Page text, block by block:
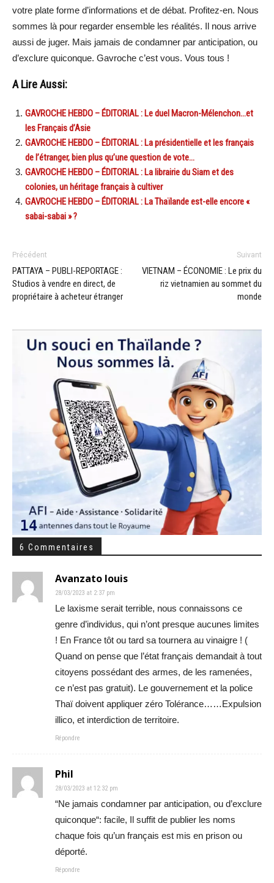
votre plate forme d’informations et de débat. Profitez-en. Nous
sommes là pour regarder ensemble les réalités. Il nous arrive
aussi de juger. Mais jamais de condamner par anticipation, ou
d’exclure quiconque. Gavroche c’est vous. Vous tous !
A Lire Aussi:
GAVROCHE HEBDO – ÉDITORIAL : Le duel Macron-Mélenchon…et
les Français d’Asie
GAVROCHE HEBDO – ÉDITORIAL : La présidentielle et les français
de l’étranger, bien plus qu’une question de vote…
GAVROCHE HEBDO – ÉDITORIAL : La librairie du Siam et des
colonies, un héritage français à cultiver
GAVROCHE HEBDO – ÉDITORIAL : La Thaïlande est-elle encore «
sabai-sabai » ?
Précédent
PATTAYA – PUBLI-REPORTAGE :
Studios à vendre en direct, de
propriétaire à acheteur étranger
Suivant
VIETNAM – ÉCONOMIE : Le prix du
riz vietnamien au sommet du
monde
6 Commentaires
Avanzato louis
28/03/2023 at 2:37 pm
Le laxisme serait terrible, nous connaissons ce
genre d’individus, qui n’ont presque aucunes limites
! En France tôt ou tard sa tournera au vinaigre ! (
Quand on pense que l’état français demandait à tout
citoyens possédant des armes, de les ramenées,
ce n’est pas gratuit). Le gouvernement et la police
Thaï doivent appliquer zéro Tolérance……Expulsion
illico, et interdiction de territoire.
Répondre
Phil
28/03/2023 at 12:32 pm
“Ne jamais condamner par anticipation, ou d’exclure
quiconque“: facile, Il suffit de publier les noms
chaque fois qu’un français est mis en prison ou
déporté.
Répondre